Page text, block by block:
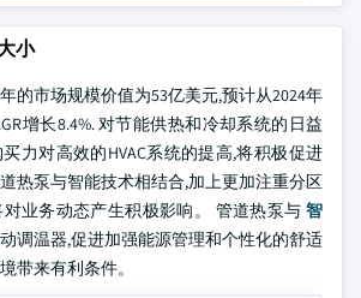
小
的市场规模价值为53亿美元,预计从2024年
增长8.4%. 对节能供热和冷却系统的日益
力对高效的HVAC系统的提高,将积极促进
热泵与智能技术相结合,加上更加注重分区
业务动态产生积极影响。 管道热泵与 智
调温器,促进加强能源管理和个性化的舒适
带来有利条件。